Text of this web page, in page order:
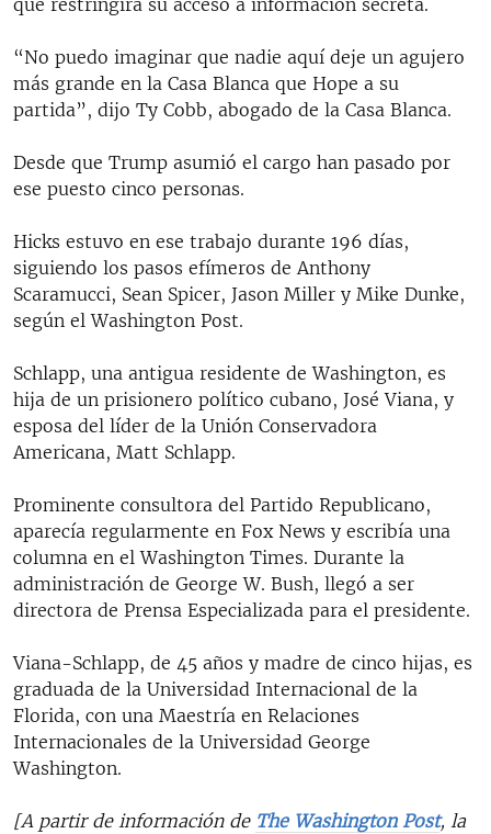
“No puedo imaginar que nadie aquí deje un agujero
más grande en la Casa Blanca que Hope a su
partida”, dijo Ty Cobb, abogado de la Casa Blanca.
Desde que Trump asumió el cargo han pasado por
ese puesto cinco personas.
Hicks estuvo en ese trabajo durante 196 días,
siguiendo los pasos efímeros de Anthony
Scaramucci, Sean Spicer, Jason Miller y Mike Dunke,
según el Washington Post.
Schlapp, una antigua residente de Washington, es
hija de un prisionero político cubano, José Viana, y
esposa del líder de la Unión Conservadora
Americana, Matt Schlapp.
Prominente consultora del Partido Republicano,
aparecía regularmente en Fox News y escribía una
columna en el Washington Times. Durante la
administración de George W. Bush, llegó a ser
directora de Prensa Especializada para el presidente.
Viana-Schlapp, de 45 años y madre de cinco hijas, es
graduada de la Universidad Internacional de la
Florida, con una Maestría en Relaciones
Internacionales de la Universidad George
Washington.
[A partir de información de The Washington Post, la